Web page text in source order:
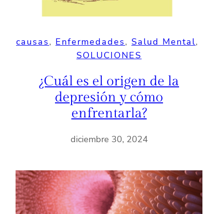
causas, Enfermedades, Salud Mental
SOLUCIONES
¿Cuál es el origen de la
depresión y cómo
enfrentarla?
diciembre 30, 2024